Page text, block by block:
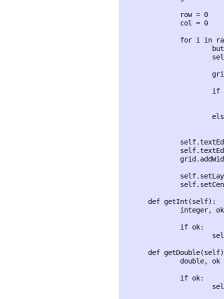
              row = 0
              col = 0
for i in
if
      def getInt(self):
integer,
              if ok:
def
double, ok
              if ok: